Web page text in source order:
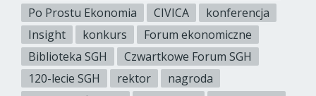
Po Prostu Ekonomia
CIVICA
konferencja
Insight
konkurs
Forum ekonomiczne
Biblioteka SGH
Czwartkowe Forum SGH
120-lecie SGH
rektor
nagroda